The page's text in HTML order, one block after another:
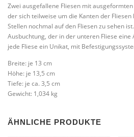
Zwei ausgefallene Fliesen mit
der sich teilweise um die Kanten der
Stellen nochmal auf den Fliesen zu sehen
Ausbuchtung, der in der unteren Fliese eine
jede Fliese ein Unikat, mit
Breite: je 13 cm
Höhe: je 13,5 cm
Tiefe: je ca. 3,5 cm
Gewicht: 1,034 kg
ÄHNLICHE PRODUKTE